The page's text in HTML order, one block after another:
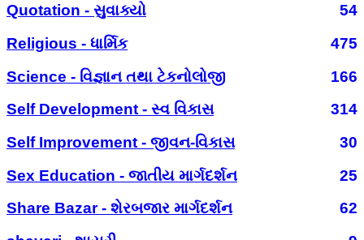
Quotation - સુવાક્યો
54
Religious - ધાર્મિક
475
Science - વિજ્ઞાન તથા ટેકનોલોજી
166
Self Development - સ્વ વિકાસ
314
Self Improvement - જીવન-વિકાસ
30
Sex Education - જાતીય માર્ગદર્શન
25
Share Bazar - શેરબજાર માર્ગદર્શન
62